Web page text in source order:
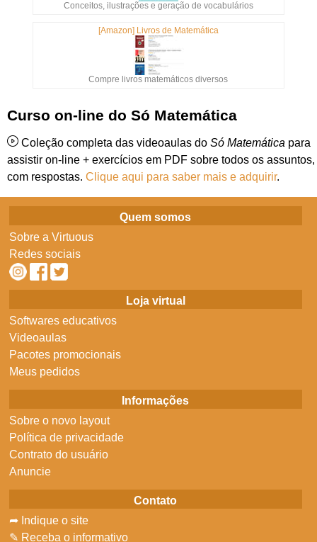
Conceitos, ilustrações e geração de vocabulários
[Amazon] Livros de Matemática
Compre livros matemáticos diversos
Curso on-line do Só Matemática
Coleção completa das videoaulas do Só Matemática para
assistir on-line + exercícios em PDF sobre todos os assuntos,
com respostas. Clique aqui para saber mais e adquirir.
Quem somos
Sobre a Virtuous
Redes sociais
Loja virtual
Softwares educativos
Videoaulas
Pacotes promocionais
Meus pedidos
Informações
Sobre o novo layout
Política de privacidade
Contrato do usuário
Anuncie
Contato
➦ Indique o site
✎ Receba o informativo